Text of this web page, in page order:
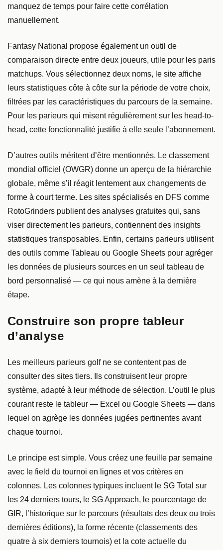
manquez de temps pour faire cette corrélation
manuellement.
Fantasy National propose également un outil de
comparaison directe entre deux joueurs, utile pour les paris
matchups. Vous sélectionnez deux noms, le site affiche
leurs statistiques côte à côte sur la période de votre choix,
filtrées par les caractéristiques du parcours de la semaine.
Pour les parieurs qui misent régulièrement sur les head-to-
head, cette fonctionnalité justifie à elle seule l’abonnement.
D’autres outils méritent d’être mentionnés. Le classement
mondial officiel (OWGR) donne un aperçu de la hiérarchie
globale, même s’il réagit lentement aux changements de
forme à court terme. Les sites spécialisés en DFS comme
RotoGrinders publient des analyses gratuites qui, sans
viser directement les parieurs, contiennent des insights
statistiques transposables. Enfin, certains parieurs utilisent
des outils comme Tableau ou Google Sheets pour agréger
les données de plusieurs sources en un seul tableau de
bord personnalisé — ce qui nous amène à la dernière
étape.
Construire son propre tableur
d’analyse
Les meilleurs parieurs golf ne se contentent pas de
consulter des sites tiers. Ils construisent leur propre
système, adapté à leur méthode de sélection. L’outil le plus
courant reste le tableur — Excel ou Google Sheets — dans
lequel on agrège les données jugées pertinentes avant
chaque tournoi.
Le principe est simple. Vous créez une feuille par semaine
avec le field du tournoi en lignes et vos critères en
colonnes. Les colonnes typiques incluent le SG Total sur
les 24 derniers tours, le SG Approach, le pourcentage de
GIR, l’historique sur le parcours (résultats des deux ou trois
dernières éditions), la forme récente (classements des
quatre à six derniers tournois) et la cote actuelle du